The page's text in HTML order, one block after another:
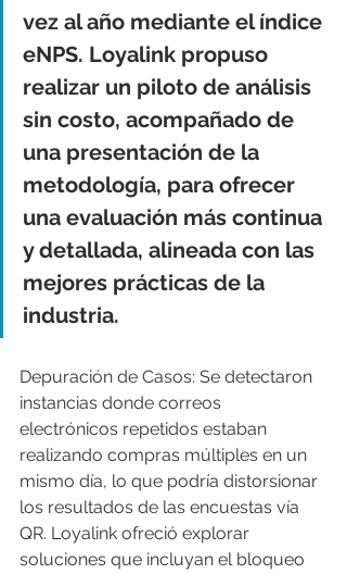
vez al año mediante el índice
eNPS. Loyalink propuso
realizar un piloto de análisis
sin costo, acompañado de
una presentación de la
metodología, para ofrecer
una evaluación más continua
y detallada, alineada con las
mejores prácticas de la
industria.
Depuración de Casos: Se detectaron
instancias donde correos
electrónicos repetidos estaban
realizando compras múltiples en un
mismo día, lo que podría distorsionar
los resultados de las encuestas vía
QR. Loyalink ofreció explorar
soluciones que incluyan el bloqueo